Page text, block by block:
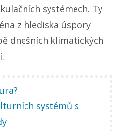
systémech. Ty
z hlediska úspory
dnešních klimatických
systémů s